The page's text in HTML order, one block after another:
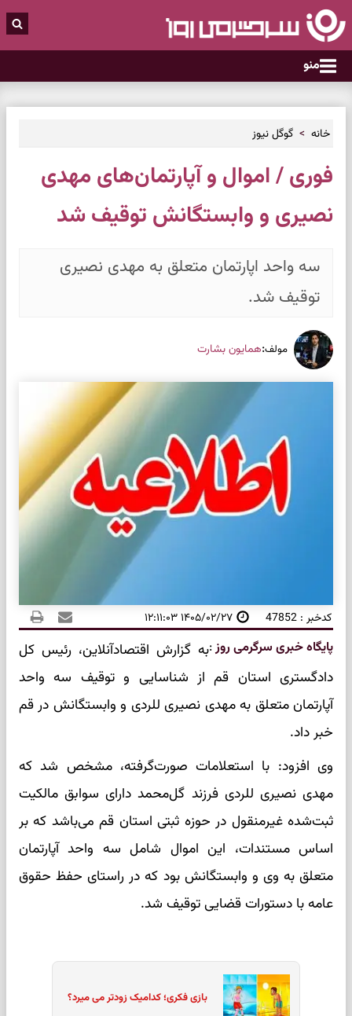
منو
خانه گوگل نیوز
فوری / اموال و آپارتمان‌های مهدی
نصیری و وابستگانش توقیف شد
سه واحد اپارتمان متعلق به مهدی نصیری
توقیف شد.
مولف:همایون بشارت
کدخبر : 47852 ۱۴۰۵/۰۲/۲۷ ۱۲:۱۱:۰۳
پایگاه خبری سرگرمی روز:به گزارش اقتصادآنلاین، رئیس کل
دادگستری استان قم از شناسایی و توقیف سه واحد
آپارتمان متعلق به مهدی نصیری للردی و وابستگانش در قم
خبر داد.
وی افزود: با استعلامات صورت‌گرفته، مشخص شد که
مهدی نصیری للردی فرزند گل‌محمد دارای سوابق مالکیت
ثبت‌شده غیرمنقول در حوزه ثبتی استان قم می‌باشد که بر
اساس مستندات، این اموال شامل سه واحد آپارتمان
متعلق به وی و وابستگانش بود که در راستای حفظ حقوق
عامه با دستورات قضایی توقیف شد.
بازی فکری؛ کدامیک زودتر می میرد؟